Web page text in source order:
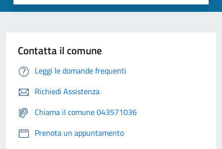
Contatta il comune
Leggi le domande frequenti
Richiedi Assistenza
Chiama il comune 043571036
Prenota un appuntamento